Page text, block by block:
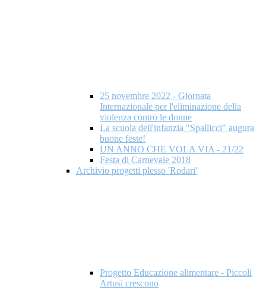
25 novembre 2022 - Giornata
Internazionale per l'eliminazione della
violenza contro le donne
La scuola dell'infanzia "Spallicci" augura
buone feste!
UN ANNO CHE VOLA VIA - 21/22
Festa di Carnevale 2018
Archivio progetti plesso 'Rodari'
Progetto Educazione alimentare - Piccoli
Artusi crescono